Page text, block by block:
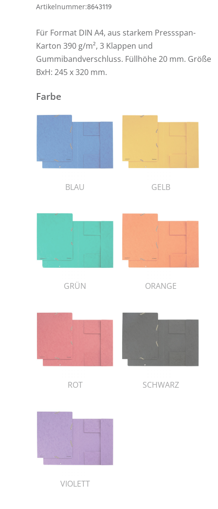
Artikelnummer:8643119
Für Format DIN A4, aus starkem Pressspan-
Karton 390 g/m², 3 Klappen und
Gummibandverschluss. Füllhöhe 20 mm. Größe
BxH: 245 x 320 mm.
Farbe
BLAU GELB
GRÜN ORANGE
ROT SCHWARZ
VIOLETT